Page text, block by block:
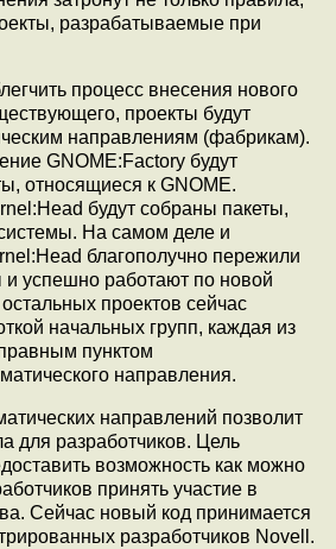
разрабатываемые при
процесс внесения нового
проекты будут
направлениям (фабрикам).
GNOME:Factory будут
относящиеся к GNOME.
будут собраны пакеты,
На самом деле и
благополучно пережили
и успешно работают по новой
проектов сейчас
начальных групп, каждая из
пунктом
направления.
направлений позволит
для разработчиков. Цель
возможность как можно
принять участие в
Сейчас новый код принимается
разработчиков Novell.